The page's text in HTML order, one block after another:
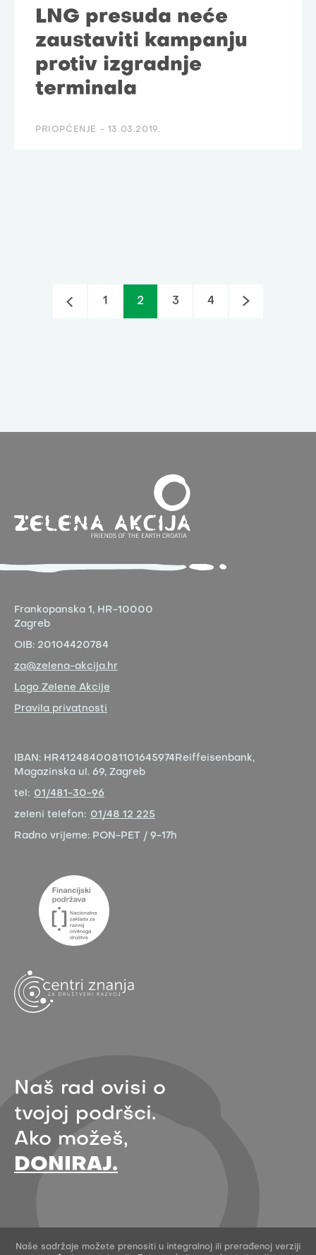
LNG presuda neće
zaustaviti kampanju
protiv izgradnje
terminala
PRIOPĆENJE - 13.03.2019.
1 2 3 4
Frankopanska 1, HR-10000
Zagreb
OIB: 20104420784
za@zelena-akcija.hr
Logo Zelene Akcije
Pravila privatnosti
IBAN: HR4124840081101645974 Reiffeisenbank,
Magazinska ul. 69, Zagreb
tel: 01/481-30-96
zeleni telefon: 01/48 12 225
Radno vrijeme: PON-PET / 9-17h
Naš rad ovisi o
tvojoj podršci.
Ako možeš,
DONIRAJ.
Naše sadržaje možete prenositi u integralnoj ili prerađenoj verziji